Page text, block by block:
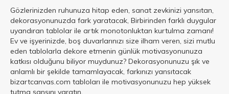
Gözlerinizden ruhunuza hitap eden, sanat zevkinizi yansıtan,
dekorasyonunuzda fark yaratacak, Birbirinden farklı duygular
uyandıran tablolar ile artık monotonluktan kurtulma zamanı!
Ev ve işyerinizde, boş duvarlarınızı size ilham veren, sizi mutlu
eden tablolarla dekore etmenin günlük motivasyonunuza
katkısı olduğunu biliyor muydunuz? Dekorasyonunuzu şık ve
anlamlı bir şekilde tamamlayacak, farkınızı yansıtacak
bizartcanvas.com tabloları ile motivasyonunuzu hep yüksek
tutma şansını yaratın.